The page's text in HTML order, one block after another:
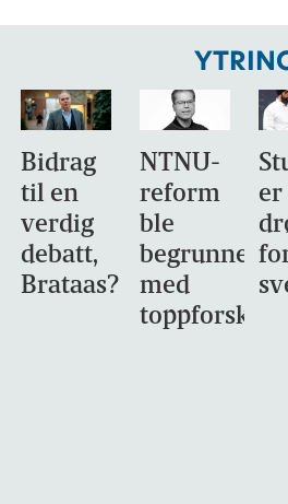
Bidrag
til en
verdig
debatt,
Brataas?
NTNU-
reform
ble
begrunnet
med
toppforskning
er